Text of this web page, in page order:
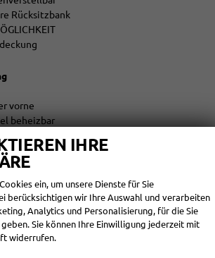
Rücksitzbank
vorne
beheizbar
(VOLL)
IHRE
ein, um unsere Dienste für Sie
berücksichtigen wir Ihre Auswahl und verarbeiten
Analytics und Personalisierung, für die Sie
Sie können Ihre Einwilligung jederzeit mit
widerrufen.